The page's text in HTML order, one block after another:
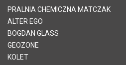
PRALNIA CHEMICZNA MATCZAK
ALTER EGO
BOGDAN GLASS
GEOZONE
KOLET